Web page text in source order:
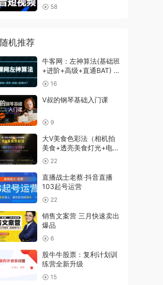
58
随机推荐
牛客网：左神算法(基础班
+进阶+高级+直通BAT) 共
35G(价值1999)
16
V叔的钢琴基础入门课
9
大V美食色彩法（相机拍
美食+透亮美食灯光+电脑
剪映调色），价值1680元
22
直播战士老蔡·抖音直播
103起号运营
22
销售文案营 三月快速卖出
爆品
6
股牛牛股票：复利计划训
练营全新升级
15